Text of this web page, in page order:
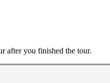
after you finished the tour.